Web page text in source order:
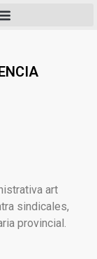
art
sindicales,
provincial.